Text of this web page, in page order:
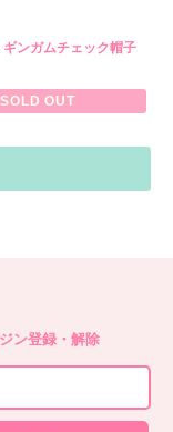
ンガムチェック帽子
SOLD OUT
ン登録・解除